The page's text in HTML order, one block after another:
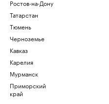
Ростов-на-Дону
Татарстан
Тюмень
Черноземье
Кавказ
Карелия
Мурманск
Приморский
край